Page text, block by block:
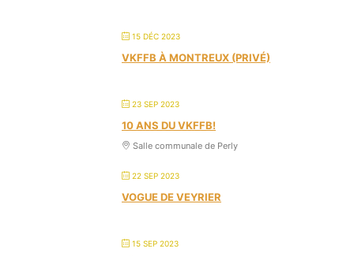
15 DÉC 2023
VKFFB À MONTREUX (PRIVÉ)
23 SEP 2023
10 ANS DU VKFFB!
Salle communale de Perly
22 SEP 2023
VOGUE DE VEYRIER
15 SEP 2023